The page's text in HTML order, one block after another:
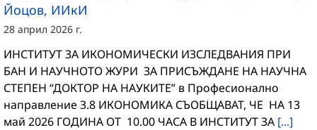
Йоцов, ИИкИ
28 април 2026 г.
ИНСТИТУТ ЗА ИКОНОМИЧЕСКИ ИЗСЛЕДВАНИЯ ПРИ
БАН И НАУЧНОТО ЖУРИ ЗА ПРИСЪЖДАНЕ НА НАУЧНА
СТЕПЕН “ДОКТОР НА НАУКИТЕ” в Професионално
направление 3.8 ИКОНОМИКА СЪОБЩАВАТ, ЧЕ НА 13
май 2026 ГОДИНА ОТ 10.00 ЧАСА В ИНСТИТУТ ЗА [...]